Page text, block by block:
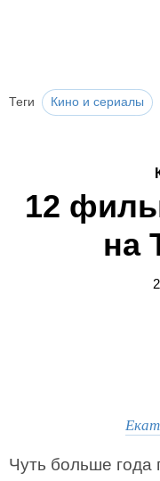
Теги Кино и сериалы
12
на
Чуть больше года